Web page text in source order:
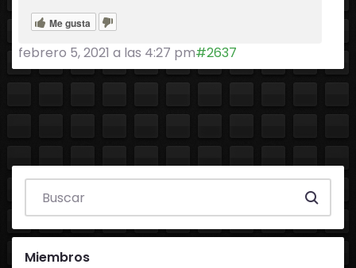
Me gusta
febrero 5, 2021 a las 4:27 pm#2637
Search everything...
Miembros